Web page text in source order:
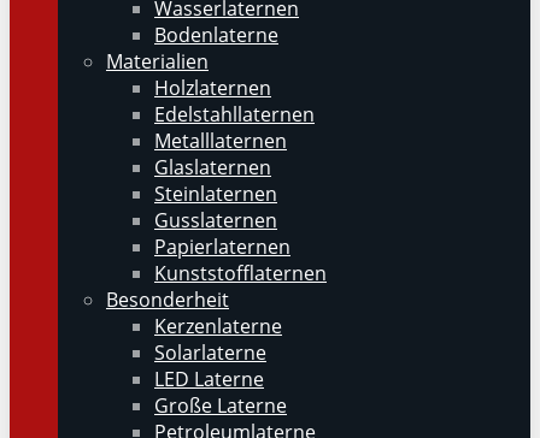
Wasserlaternen
Bodenlaterne
Materialien
Holzlaternen
Edelstahllaternen
Metalllaternen
Glaslaternen
Steinlaternen
Gusslaternen
Papierlaternen
Kunststofflaternen
Besonderheit
Kerzenlaterne
Solarlaterne
LED Laterne
Große Laterne
Petroleumlaterne